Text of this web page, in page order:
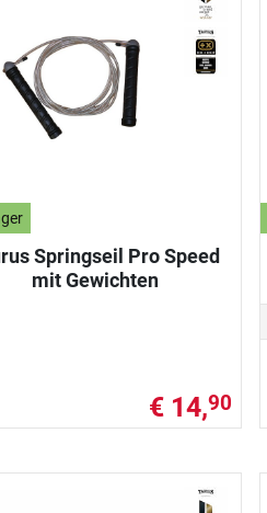
Springseil Pro Speed
mit Gewichten
€ 14,90